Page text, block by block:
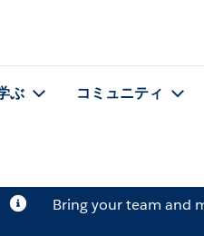
ぶ コミュニティ
Bring your team and